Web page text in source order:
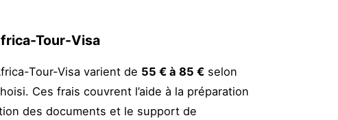
Tour-Visa
Tour-Visa varient de 55 € à 85 € selon
Ces frais couvrent l’aide à la préparation
des documents et le support de